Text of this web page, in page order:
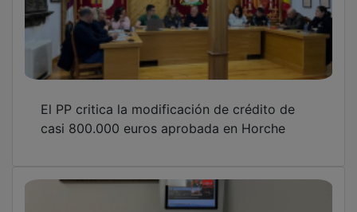
El Ayuntamiento de Horche instala un nuevo
cajero ciudadano para facilitar los trámites
administrativos